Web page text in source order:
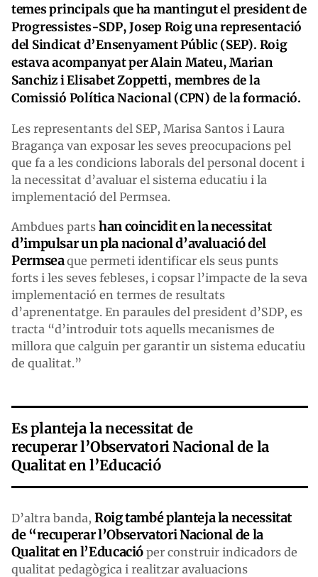
temes principals que ha mantingut el president de
Progressistes-SDP, Josep Roig una representació
del Sindicat d’Ensenyament Públic (SEP). Roig
estava acompanyat per Alain Mateu, Marian
Sanchiz i Elisabet Zoppetti, membres de la
Comissió Política Nacional (CPN) de la formació.
Les representants del SEP, Marisa Santos i Laura
Bragança van exposar les seves preocupacions pel
que fa a les condicions laborals del personal docent i
la necessitat d’avaluar el sistema educatiu i la
implementació del Permsea.
Ambdues parts han coincidit en la necessitat
d’impulsar un pla nacional d’avaluació del
Permseaque permeti identificar els seus punts
forts i les seves febleses, i copsar l’impacte de la seva
implementació en termes de resultats
d’aprenentatge. En paraules del president d’SDP, es
tracta “d’introduir tots aquells mecanismes de
millora que calguin per garantir un sistema educatiu
de qualitat.”
Es planteja la necessitat de
recuperar l’Observatori Nacional de la
Qualitat en l’Educació
D’altra banda, Roig també planteja la necessitat
de “recuperar l’Observatori Nacional de la
Qualitat en l’Educació per construir indicadors de
qualitat pedagògica i realitzar avaluacions